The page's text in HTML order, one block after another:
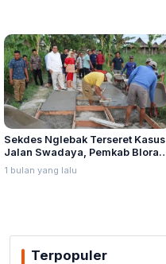
Sekdes Nglebak Terseret Kasus
Jalan Swadaya, Pemkab Blora
Sebut Pendampingan Hukum
Bukan Kewenangannya
1 bulan yang lalu
Terpopuler